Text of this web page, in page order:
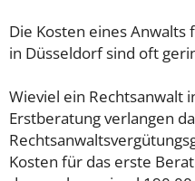
Die Kosten eines
in Düsseldorf sind oft
Wieviel ein Rechtsanwalt
Erstberatung verlangen
Kosten für das erste